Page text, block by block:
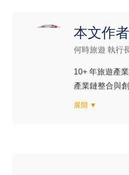
本文作
何時旅遊 執行
10+ 年旅遊產
產業鏈整合與
專長：#產業策
展開 ▼